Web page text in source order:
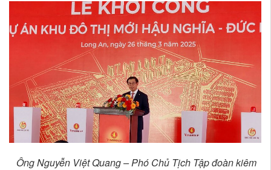
Ông Nguyễn Việt Quang – Phó Chủ Tịch Tập đoàn kiêm